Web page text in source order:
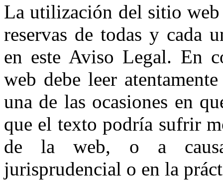
La utilización del sitio
reservas de todas y cada
en este Aviso Legal. En
web debe leer
una de las ocasiones en
que el texto podría sufrir
de la web, o a
jurisprudencial o en la